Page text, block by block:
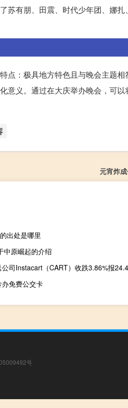
苏有朋、田震、时代少年团、娜扎
点：极具地方特色且与晚会主题相
意义。通过在大庆举办晚会，可
元宵炸
出处是哪里
中原崛起的介绍
司Instacart（CART）收跌3.86%报
免费公交卡
号